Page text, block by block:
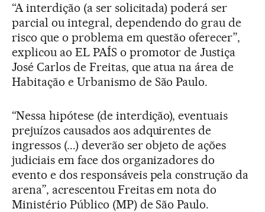
“A interdição (a ser solicitada) poderá ser
parcial ou integral, dependendo do grau de
risco que o problema em questão oferecer”,
explicou ao EL PAÍS o promotor de Justiça
José Carlos de Freitas, que atua na área de
Habitação e Urbanismo de São Paulo.
“Nessa hipótese (de interdição), eventuais
prejuízos causados aos adquirentes de
ingressos (...) deverão ser objeto de ações
judiciais em face dos organizadores do
evento e dos responsáveis pela construção da
arena”, acrescentou Freitas em nota do
Ministério Público (MP) de São Paulo.